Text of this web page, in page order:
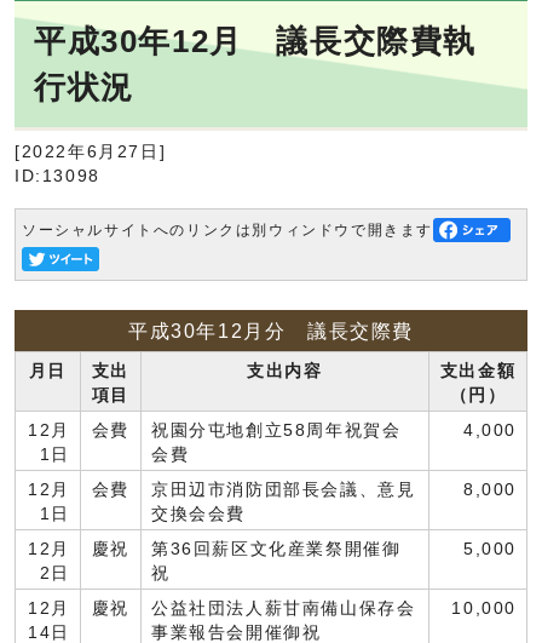
平成30年12月 議長交際費執
行状況
[2022年6月27日]
ID:13098
ソーシャルサイトへのリンクは別ウィンドウで開きます
平成30年12月分 議長交際費
月日
支出
項目
支出内容
支出金額
（円）
12月
1日
会費
祝園分屯地創立58周年祝賀会
会費
4,000
12月
1日
会費
京田辺市消防団部長会議、意見
交換会会費
8,000
12月
2日
慶祝
第36回薪区文化産業祭開催御
祝
5,000
12月
14日
慶祝
公益社団法人薪甘南備山保存会
事業報告会開催御祝
10,000